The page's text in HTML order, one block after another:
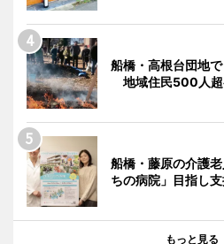
船橋・高根台団地
地域住民500人超
船橋・藤原の介護
ちの病院」目指し
もっと見る